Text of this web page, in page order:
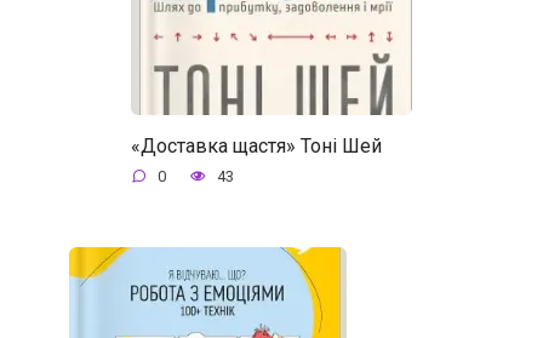
«Доставка щастя» Тоні Шей
0 43